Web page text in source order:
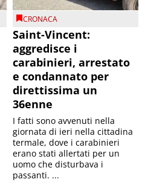
CRONACA
Saint-Vincent:
aggredisce i
carabinieri, arrestato
e condannato per
direttissima un
36enne
I fatti sono avvenuti nella
giornata di ieri nella cittadina
termale, dove i carabinieri
erano stati allertati per un
uomo che disturbava i
passanti. ...